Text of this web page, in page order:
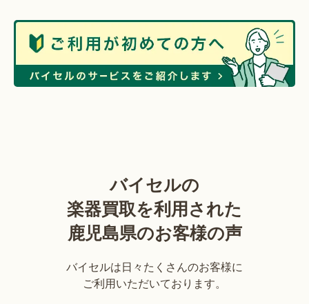
バイセルの
楽器買取を利用された
鹿児島県のお客様の声
バイセルは日々たくさんのお客様に
ご利用いただいております。